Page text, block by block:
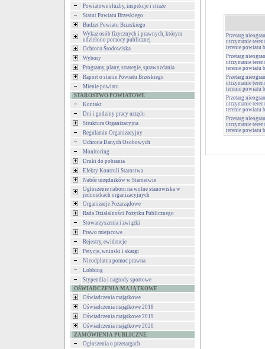
Powiatowe służby, inspekcje i straże
Statut Powiatu Brzeskiego
Budżet Powiatu Brzeskiego
Wykaz osób fizycznych i prawnych, którym
udzielono pomocy publicznej
Ochrona Środowiska
Wybory
Programy, plany, strategie, sprawozdania
Raport o stanie Powiatu Brzeskiego
Mienie powiatu
STAROSTWO POWIATOWE
Kontakt
Dni i godziny pracy urzędu
Struktura Organizacyjna
Regulamin Organizacyjny
Ochrona Danych Osobowych
Monitoring
Druki do pobrania
Efekty Kontroli Starostwa
Nabór urzędników w Starostwie
Ogłoszenie naboru na wolne stanowiska w
jednostkach organizacyjnych
Organizacje Pozarządowe
Rada Działalności Pożytku Publicznego
Stowarzyszenia i związki
Prawo miejscowe
Rejestry, ewidencje
Petycje, wnioski i skargi
Nieodpłatna pomoc prawna
Lobbing
Stypendia i nagrody sportowe
OŚWIADCZENIA MAJĄTKOWE
Oświadczenia majątkowe
Oświadczenia majątkowe 2018
Oświadczenia majątkowe 2019
Oświadczenia majątkowe 2020
ZAMÓWIENIA PUBLICZNE
Ogłoszenia o przetargach
Przetarg
utrzymanie
terenie powiatu
Przetarg
utrzymanie
terenie powiatu
Przetarg
utrzymanie
terenie powiatu
Przetarg
utrzymanie
terenie powiatu
Przetarg
utrzymanie
terenie powiatu